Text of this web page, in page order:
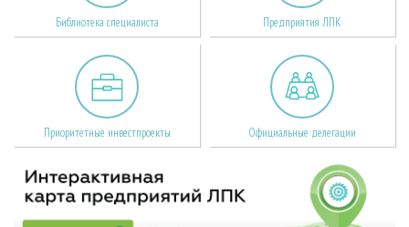
Библиотека специалиста Предприятия ЛПК
Приоритетные инвестпроекты Официальные делегации